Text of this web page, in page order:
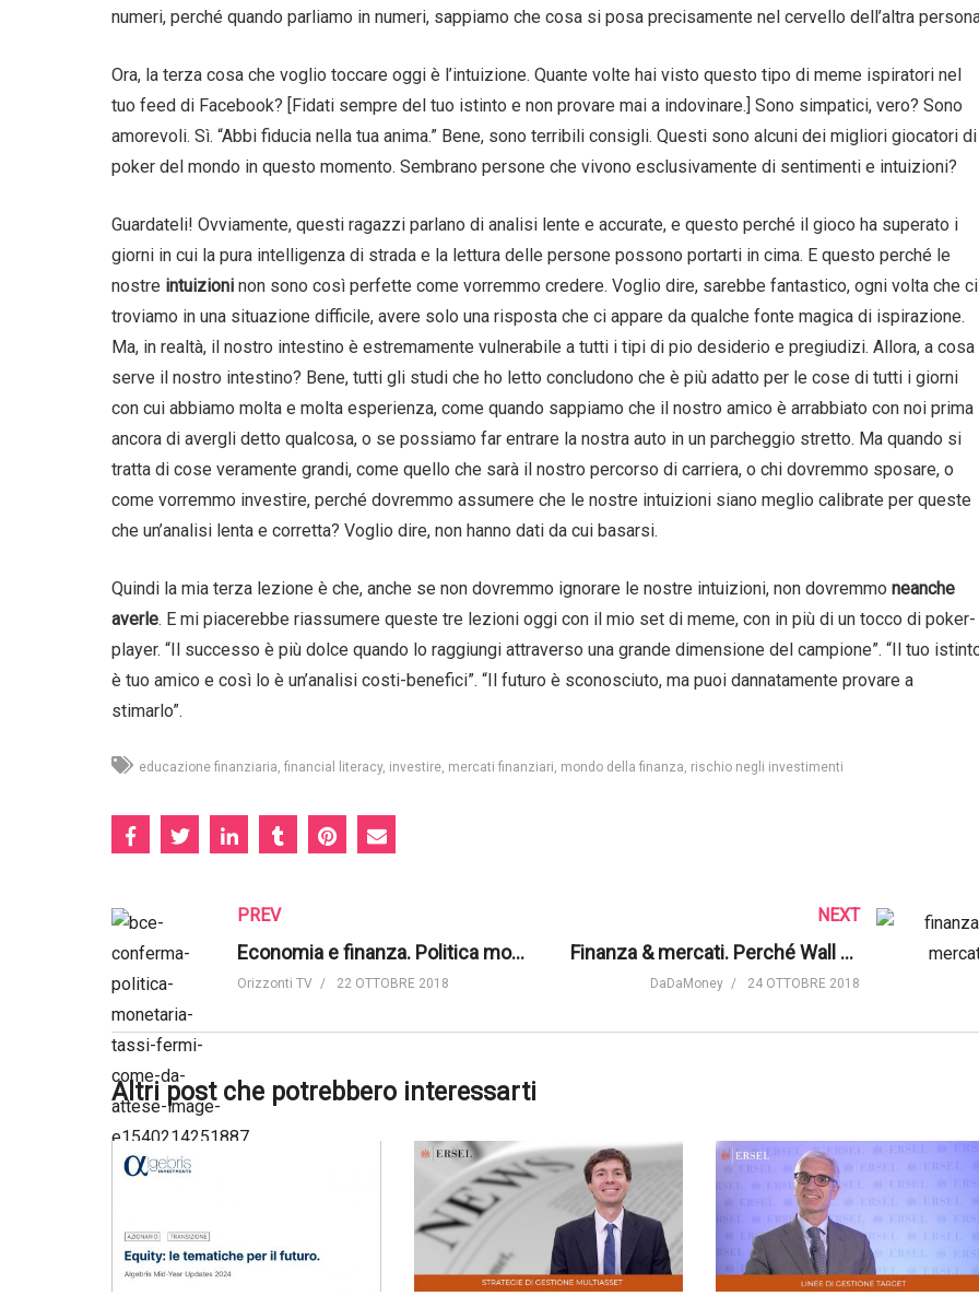
numeri, perché quando parliamo in numeri, sappiamo che cosa si posa precisamente nel cervello dell’altra
Ora, la terza cosa che voglio toccare oggi è l’intuizione. Quante volte hai visto questo tipo di meme ispiratori nel
tuo feed di Facebook? [Fidati sempre del tuo istinto e non provare mai a indovinare.] Sono simpatici, vero? Sono
amorevoli. Sì. “Abbi fiducia nella tua anima.” Bene, sono terribili consigli. Questi sono alcuni dei migliori giocatori di
poker del mondo in questo momento. Sembrano persone che vivono esclusivamente di sentimenti e intuizioni?
Guardateli! Ovviamente, questi ragazzi parlano di analisi lente e accurate, e questo perché il gioco ha superato i
giorni in cui la pura intelligenza di strada e la lettura delle persone possono portarti in cima. E questo perché le
nostre intuizioni non sono così perfette come vorremmo credere. Voglio dire, sarebbe fantastico, ogni volta che ci
troviamo in una situazione difficile, avere solo una risposta che ci appare da qualche fonte magica di ispirazione.
Ma, in realtà, il nostro intestino è estremamente vulnerabile a tutti i tipi di pio desiderio e pregiudizi. Allora, a cosa
serve il nostro intestino? Bene, tutti gli studi che ho letto concludono che è più adatto per le cose di tutti i giorni
con cui abbiamo molta e molta esperienza, come quando sappiamo che il nostro amico è arrabbiato con noi prima
ancora di avergli detto qualcosa, o se possiamo far entrare la nostra auto in un parcheggio stretto. Ma quando si
tratta di cose veramente grandi, come quello che sarà il nostro percorso di carriera, o chi dovremmo sposare, o
come vorremmo investire, perché dovremmo assumere che le nostre intuizioni siano meglio calibrate per queste
che un’analisi lenta e corretta? Voglio dire, non hanno dati da cui basarsi.
Quindi la mia terza lezione è che, anche se non dovremmo ignorare le nostre intuizioni, non dovremmo neanche
averle. E mi piacerebbe riassumere queste tre lezioni oggi con il mio set di meme, con in più di un tocco di poker-
player. “Il successo è più dolce quando lo raggiungi attraverso una grande dimensione del campione”. “Il tuo
è tuo amico e così lo è un’analisi costi-benefici”. “Il futuro è sconosciuto, ma puoi dannatamente provare a
stimarlo”.
educazione finanziaria financial literacy investire mercati finanziari mondo della finanza rischio negli investimenti
PREV
Economia e finanza. Politica monetaria, innovazione e crisi bancarie | Orizzonti TV
Orizzonti TV 22 OTTOBRE 2018
NEXT
Finanza & mercati. Perché Wall Street ha ancora bisogno di esseri umani? | Marketplace APM
DaDaMoney 24 OTTOBRE 2018
Altri post che potrebbero interessarti